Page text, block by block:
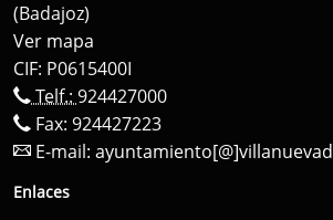
(Badajoz)
Ver mapa
CIF: P0615400I
Telf.: 924427000
Fax: 924427223
E-mail:
Enlaces